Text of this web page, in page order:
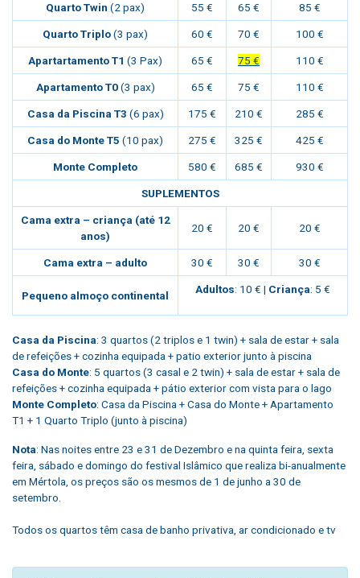
Quarto Twin (2 pax) 55 € 65 € 85 €
Quarto Triplo(3 pax) 60 € 70 € 100 €
Apartartamento T1 (3 Pax) 65 € 75 € 110 €
Apartamento T0(3 pax) 65 € 75 € 110 €
Casa da Piscina T3 (6 pax) 175 € 210 € 285 €
Casa do Monte T5 (10 pax) 275 € 325 € 425 €
Monte Completo 580 € 685 € 930 €
SUPLEMENTOS
Cama extra – criança (até 12
anos)
20 € 20 € 20 €
Cama extra – adulto 30 € 30 € 30 €
Pequeno almoço continental Adultos: 10 € | Criança: 5 €
Casa da Piscina: 3 quartos (2 triplos e 1 twin) + sala de estar + sala
de refeições + cozinha equipada + patio exterior junto à piscina
Casa do Monte: 5 quartos (3 casal e 2 twin) + sala de estar + sala de
refeições + cozinha equipada + pátio exterior com vista para o lago
Monte Completo: Casa da Piscina + Casa do Monte + Apartamento
T1 + 1 Quarto Triplo (junto à piscina)
Nota: Nas noites entre 23 e 31 de Dezembro e na quinta feira, sexta
feira, sábado e domingo do festival Islâmico que realiza bi-anualmente
em Mértola, os preços são os mesmos de 1 de junho a 30 de
setembro.
Todos os quartos têm casa de banho privativa, ar condicionado e tv